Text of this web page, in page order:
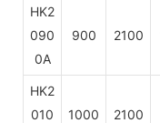
HK2
090
0A
900 2100
HK2
010
1000 2100